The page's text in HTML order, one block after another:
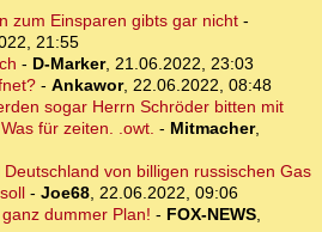
zum Einsparen gibts gar nicht-
21:55
- D-Marker, 21.06.2022, 23:03
- Ankawor, 22.06.2022, 08:48
sogar Herrn Schröder bitten mit
für zeiten. .owt. - Mitmacher,
Deutschland von billigen russischen Gas
- Joe68, 22.06.2022, 09:06
dummer Plan! - FOX-NEWS,